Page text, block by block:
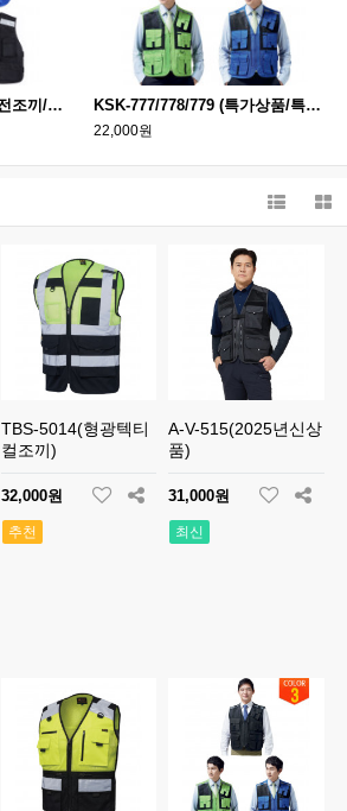
특수조끼C ( 특가상품/안전조끼/퀵/라이더조끼) KSK-777/778/779 (특가상품/특수조끼/퀵조끼/라이더조끼)
22,000원
TBS-5014(형광텍티
컬조끼)
32,000원
추천
A-V-515(2025년신상
품)
31,000원
최신